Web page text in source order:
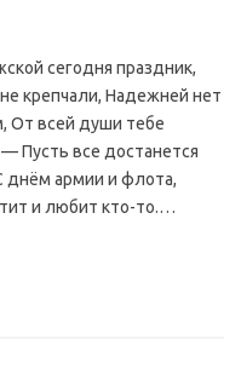
сегодня праздник,
крепчали, Надежней нет
От всей души тебе
Пусть все достанется
днём армии и флота,
и любит кто-то.…